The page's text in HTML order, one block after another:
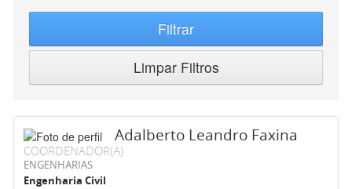
Filtrar
Limpar Filtros
Adalberto Leandro Faxina
COORDENADOR(A)
ENGENHARIAS
Engenharia Civil